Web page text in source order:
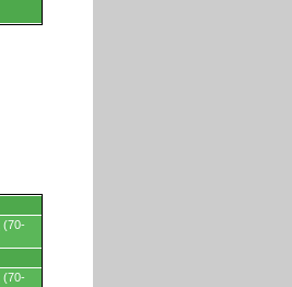
(70-
(70-